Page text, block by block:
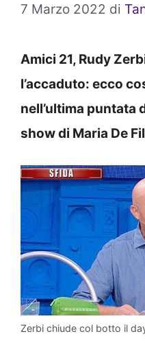
7 Marzo 2022 di
Amici 21, Rudy
l’accaduto: ecco
nell’ultima puntata
show di Maria De
Zerbi chiude col botto il